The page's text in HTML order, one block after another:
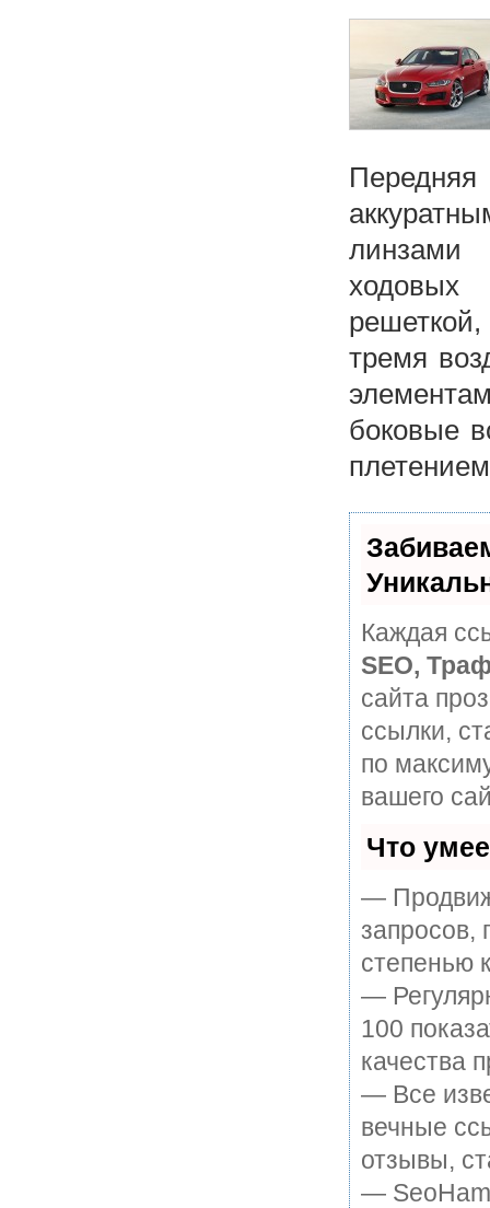
линзами
ходовых
тремя
боковые
Каждая
SEO,
сайта
ссылки,
по
вашего
Что
—
запросов,
степенью
—
100
качества
— Все
вечные
отзывы,
—